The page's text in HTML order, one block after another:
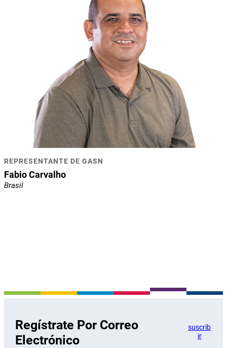
REPRESENTANTE DE GASN
Fabio Carvalho
Brasil
Regístrate Por Correo
Electrónico
suscrib
ir